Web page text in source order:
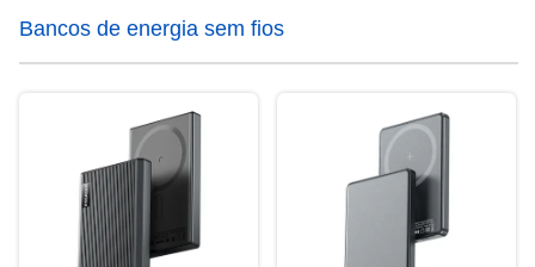
Bancos de energia sem fios